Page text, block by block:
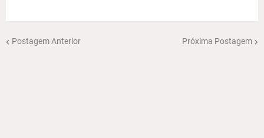
Postagem Anterior Próxima Postagem